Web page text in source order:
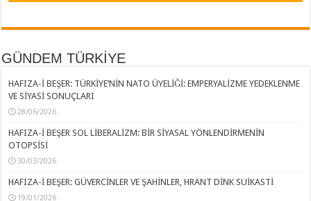
GÜNDEM TÜRKİYE
HAFIZA-İ BEŞER: TÜRKİYE’NİN NATO ÜYELİĞİ: EMPERYALİZME YEDEKLENME
VE SİYASİ SONUÇLARI
28/06/2026
HAFIZA-İ BEŞER SOL LİBERALİZM: BİR SİYASAL YÖNLENDİRMENİN
OTOPSİSİ
30/03/2026
HAFIZA-İ BEŞER: GÜVERCİNLER VE ŞAHİNLER, HRANT DİNK SUİKASTİ
19/01/2026